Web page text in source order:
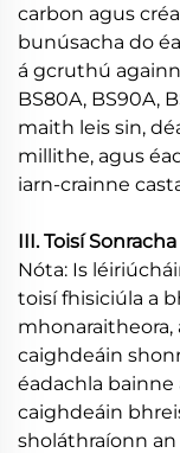
carbon agus
bunúsacha do
á gcruthú againn
BS80A, BS90A,
maith leis sin,
millithe, agus
iarn-crainne
III. Toisí
Nóta: Is
toisí fhisiciúla a
mhonaraitheora,
caighdeáin
éadachla bainne
caighdeáin
sholáthraíonn